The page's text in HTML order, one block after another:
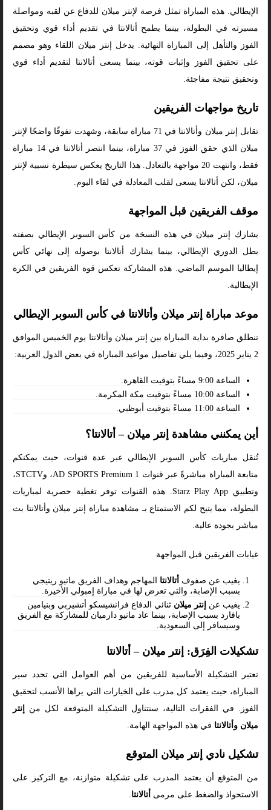
الإيطالي. هذه المباراة تمثل فرصة لإنتر ميلان للدفاع عن لقبه ومواصلة
مسيرته في البطولة، بينما يطمح أتالانتا في تقديم أداء قوي وتحقيق
الفوز والتأهل إلى المباراة النهائية. يدخل إنتر ميلان اللقاء وهو مصمم
على تحقيق الفوز وإثبات قوته، بينما يسعى أتالانتا لتقديم أداء قوي
وتحقيق نتيجة مفاجئة.
تاريخ مواجهات الفريقين
تقابل إنتر ميلان وأتالانتا في 71 مباراة سابقة، وشهدت تفوقًا واضحًا لإنتر
ميلان الذي حقق الفوز في 37 مباراة، بينما انتصر أتالانتا في 14 مباراة
فقط، وانتهت 20 مواجهة بالتعادل. هذا التاريخ يعكس سيطرة نسبية لإنتر
ميلان، لكن أتالانتا يسعى لقلب المعادلة في لقاء اليوم.
موقف الفريقين قبل المواجهة
يشارك إنتر ميلان في هذه النسخة من كأس السوبر الإيطالي بصفته
بطل الدوري الإيطالي، بينما يشارك أتالانتا بوصوله إلى نهائي كأس
إيطاليا الموسم الماضي. هذه المشاركة تعكس قوة الفريقين في الكرة
الإيطالية.
موعد مباراة إنتر ميلان وأتالانتا في كأس السوبر الإيطالي
تنطلق صافرة بداية المباراة بين إنتر ميلان وأتالانتا يوم الخميس الموافق
2 يناير 2025، وفيما يلي تفاصيل مواعيد المباراة في بعض الدول العربية:
الساعة 9:00 مساءً بتوقيت القاهرة.
الساعة 10:00 مساءً بتوقيت مكة المكرمة.
الساعة 11:00 مساءً بتوقيت أبوظبي.
أين يمكنني مشاهدة إنتر ميلان – أتالانتا؟
تُنقل مباريات كأس السوبر الإيطالي عبر عدة قنوات، حيث يمكنكم
متابعة المباراة مباشرةً عبر قنوات AD SPORTS Premium 1، وSTCTV،
وتطبيق Starz Play App. هذه القنوات توفر تغطية حصرية لمباريات
البطولة، مما يتيح لكم الاستمتاع بـ مشاهدة مباراة إنتر ميلان وأتالانتا بث
مباشر بجودة عالية.
غيابات الفريقين قبل المواجهة
يغيب عن صفوف أتالانتا المهاجم وهداف الفريق ماتيو ريتيجي
بسبب الإصابة، والتي تعرض لها في مباراة إمبولي الأخيرة.
يغيب عن إنتر ميلان ثنائي الدفاع فرانشيسكو أتشيربي وبنيامين
بافارد بسبب الإصابة، بينما عاد ماتيو دارميان للمشاركة مع الفريق
وسيسافر إلى السعودية.
تشكيلات الفِرَق: إنتر ميلان – أتالانتا
تعتبر التشكيلة الأساسية للفريقين من أهم العوامل التي تحدد سير
المباراة، حيث يعتمد كل مدرب على الخيارات التي يراها الأنسب لتحقيق
الفوز. في الفقرات التالية، سنتناول التشكيلة المتوقعة لكل من
إنتر
ميلان وأتالانتا في هذه المواجهة الهامة.
تشكيل نادي إنتر ميلان المتوقع
من المتوقع أن يعتمد المدرب على تشكيلة متوازنة، مع التركيز على
الاستحواذ والضغط على مرمى أتالانتا.